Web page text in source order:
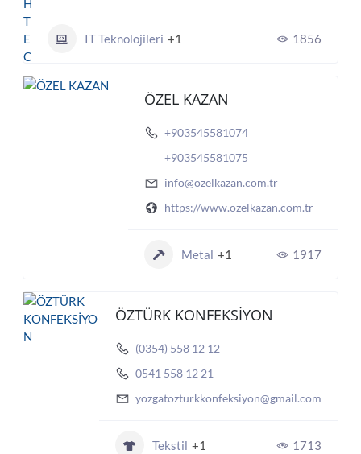
IT Teknolojileri +1 1856
ÖZEL KAZAN
+903545581074
+903545581075
info@ozelkazan.com.tr
https://www.ozelkazan.com.tr
Metal +1 1917
ÖZTÜRK KONFEKSİYON
(0354) 558 12 12
0541 558 12 21
yozgatozturkkonfeksiyon@gmail.com
Tekstil +1 1713